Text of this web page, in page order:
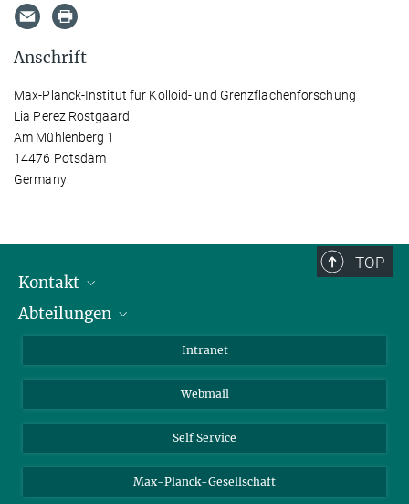
Anschrift
Max-Planck-Institut für Kolloid- und Grenzflächenforschung
Lia Perez Rostgaard
Am Mühlenberg 1
14476 Potsdam
Germany
TOP
Kontakt
Mitarbeiterverzeichnis
Abteilungen
Kolloidchemie
Nachhaltige und Bio-inspirierte Materialien
Intranet
Webmail
Self Service
Max-Planck-Gesellschaft